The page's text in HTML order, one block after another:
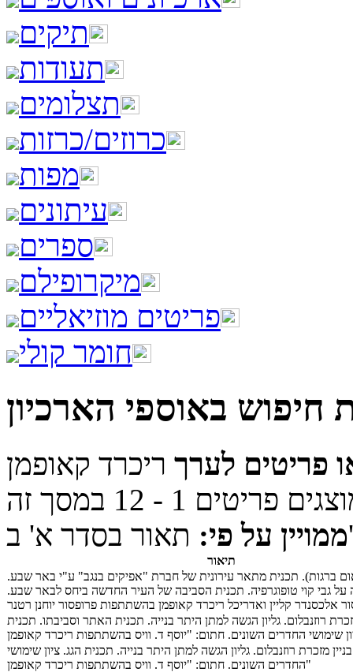
תיקים
תעודות
תצלומים
כרוזים/כרזות
מפות
עיתונים
ספרים
מיקרופילם
פריטים מוזיאליים
חומר קולי
חיפוש באוספי הארכיון
פריטים לערך ריכרד קאופמן
ממויין על פי:תאור בסדר א' ב'
תיאור
ברגות). תכנית מתאר עירונית של חברת "אפיקים בנגב" ע"י באר שבע.
על גבי קוי טופוגרפיה. תכנית הסביבה של העיר החדשה ביחס לבאר שבע.
אלכסנדר קליין ואדריכל ריכרד קאופמן בהשתתפות פרופסור יוחנן רטנר
רוזנבלום. גליון הגשה למתן היתר בנייה. תכנית האתר וסביבתו. תכנית
מזכרת רוזנבלום. גליון הגשה למתן היתר בנייה. תכנית הגג. ציון שימושי
החדרים השונים. חתום: "יוסף ד. וויס בהשתתפות ריכרד קאופמן"